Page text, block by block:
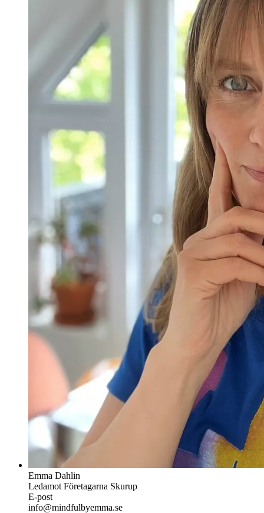
Emma Dahlin
Ledamot Företagarna Skurup
E-post
info@mindfulbyemma.se